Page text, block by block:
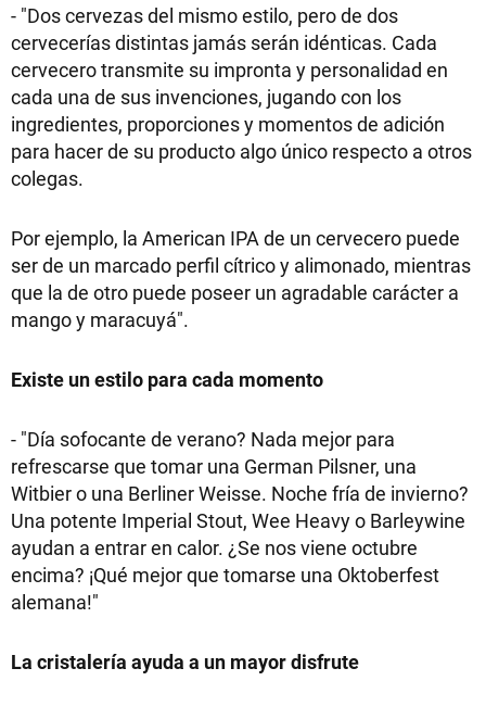
- "Dos cervezas del mismo estilo, pero de dos
cervecerías distintas jamás serán idénticas. Cada
cervecero transmite su impronta y personalidad en
cada una de sus invenciones, jugando con los
ingredientes, proporciones y momentos de adición
para hacer de su producto algo único respecto a otros
colegas.
Por ejemplo, la American IPA de un cervecero puede
ser de un marcado perfil cítrico y alimonado, mientras
que la de otro puede poseer un agradable carácter a
mango y maracuyá".
Existe un estilo para cada momento
- "Día sofocante de verano? Nada mejor para
refrescarse que tomar una German Pilsner, una
Witbier o una Berliner Weisse. Noche fría de invierno?
Una potente Imperial Stout, Wee Heavy o Barleywine
ayudan a entrar en calor. ¿Se nos viene octubre
encima? ¡Qué mejor que tomarse una Oktoberfest
alemana!"
La cristalería ayuda a un mayor disfrute